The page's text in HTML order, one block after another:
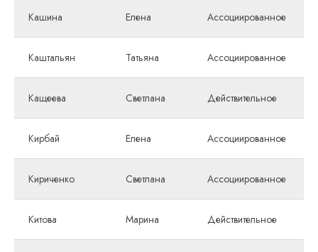
Кашина Елена Ассоциированное
Каштальян Татьяна Ассоциированное
Кащеева Светлана Действительное
Кирбай Елена Ассоциированное
Кириченко Светлана Ассоциированное
Китова Марина Действительное